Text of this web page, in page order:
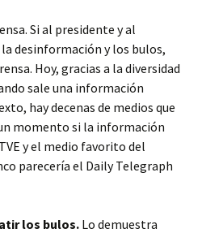
Si al presidente y al
desinformación y los bulos,
Hoy, gracias a la diversidad
sale una información
hay decenas de medios que
momento si la información
y el medio favorito del
parecería el Daily Telegraph
los bulos. Lo demuestra